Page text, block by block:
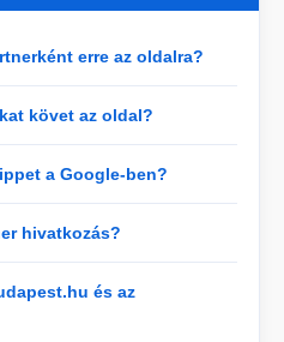
erre az oldalra?
követ az oldal?
a Google-ben?
hivatkozás?
és az